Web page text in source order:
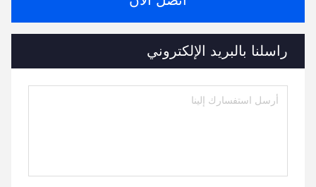
راسلنا بالبريد الإلكتروني